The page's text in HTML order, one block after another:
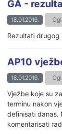
GA -
18.01.2016.
Rezultati drugog
AP10
18.01.2016.
Vježbe koje su
terminu nakon
definisati danas.
komentarisati